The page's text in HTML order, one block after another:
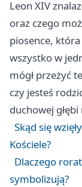
Leon XIV
oraz czego
piosence,
wszystko w
mógł przeżyć
czy jesteś
duchowej
Skąd się
Kościele?
Dlaczego
symbolizują?